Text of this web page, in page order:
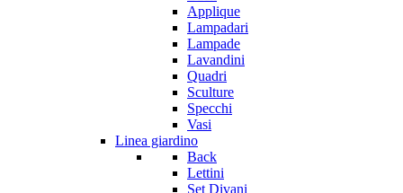
Applique
Lampadari
Lampade
Lavandini
Quadri
Sculture
Specchi
Vasi
Linea giardino
Back
Lettini
Set Divani